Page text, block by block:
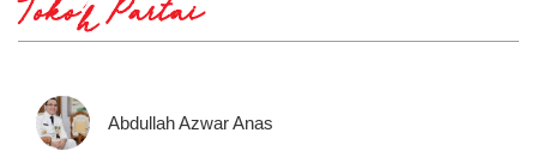
Tokoh Partai
Abdullah Azwar Anas